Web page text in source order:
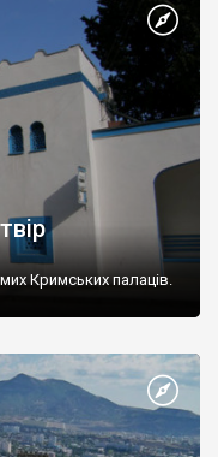
Кримських палаців.